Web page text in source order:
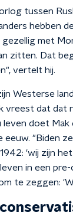
tussen
hebben
met
zitten. Dat
vertelt hij.
Westerse
vreest dat dat
leven doet Mak
eeuw. "Biden
'wij zijn
in een
te zeggen: